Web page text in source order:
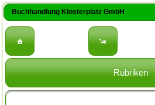
Buchhandlung Klosterplatz GmbH
Rubriken